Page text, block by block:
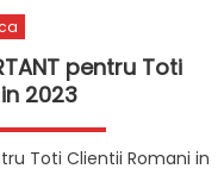
pentru Toti
2023
Toti Clientii Romani in